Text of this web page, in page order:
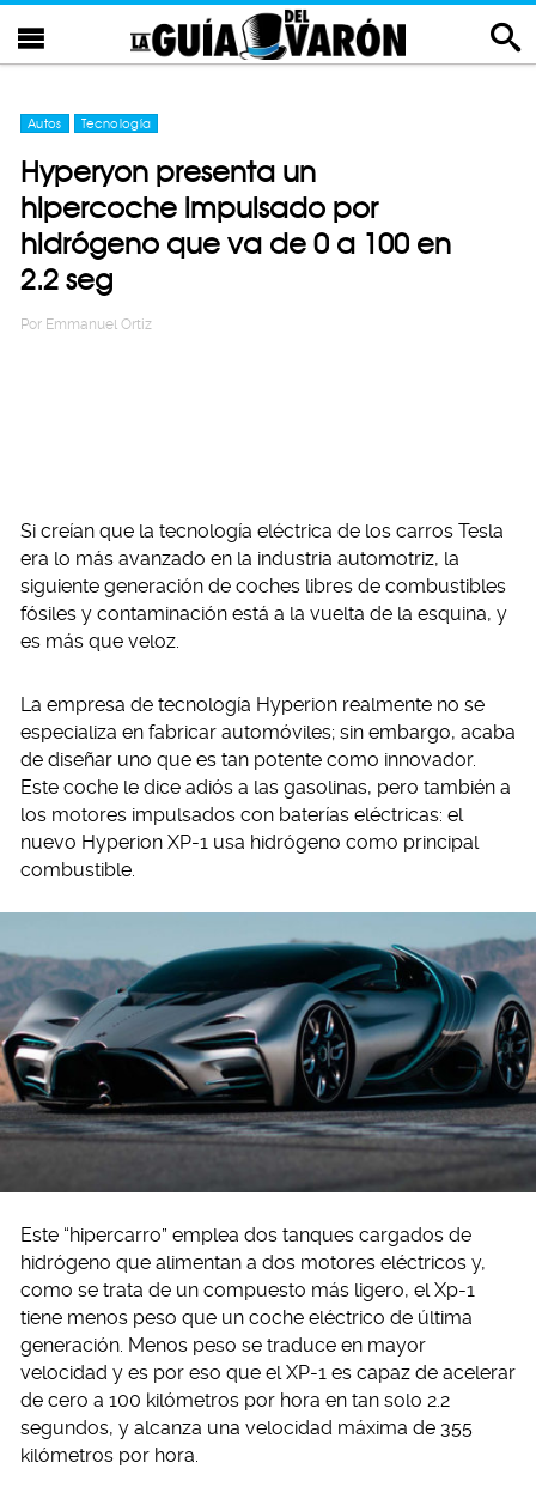
Autos Tecnología
Hyperyon presenta un
hipercoche impulsado por
hidrógeno que va de 0 a 100 en
2.2 seg
Por Emmanuel Ortiz
Si creían que la tecnología eléctrica de los carros Tesla
era lo más avanzado en la industria automotriz, la
siguiente generación de coches libres de combustibles
fósiles y contaminación está a la vuelta de la esquina, y
es más que veloz.
La empresa de tecnología Hyperion realmente no se
especializa en fabricar automóviles; sin embargo, acaba
de diseñar uno que es tan potente como innovador.
Este coche le dice adiós a las gasolinas, pero también a
los motores impulsados con baterías eléctricas: el
nuevo Hyperion XP-1 usa hidrógeno como principal
combustible.
Este “hipercarro” emplea dos tanques cargados de
hidrógeno que alimentan a dos motores eléctricos y,
como se trata de un compuesto más ligero, el Xp-1
tiene menos peso que un coche eléctrico de última
generación. Menos peso se traduce en mayor
velocidad y es por eso que el XP-1 es capaz de acelerar
de cero a 100 kilómetros por hora en tan solo 2.2
segundos, y alcanza una velocidad máxima de 355
kilómetros por hora.